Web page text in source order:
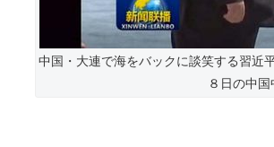
中国・大連で海をバックに談笑する習近
８日の中国